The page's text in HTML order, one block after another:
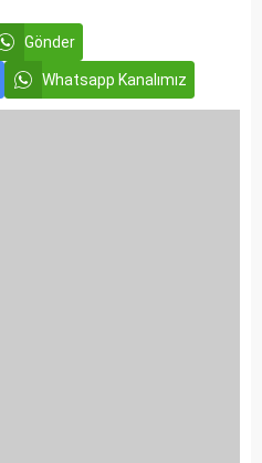
Gönder
Whatsapp Kanalımız